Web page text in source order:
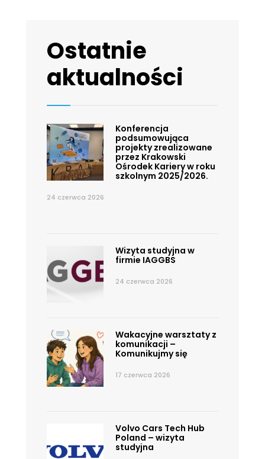
Ostatnie
aktualności
Konferencja
podsumowująca
projekty zrealizowane
przez Krakowski
Ośrodek Kariery w roku
szkolnym 2025/2026.
24 czerwca 2026
Wizyta studyjna w
firmie IAGGBS
24 czerwca 2026
Wakacyjne warsztaty z
komunikacji –
Komunikujmy się
17 czerwca 2026
Volvo Cars Tech Hub
Poland – wizyta
studyjna